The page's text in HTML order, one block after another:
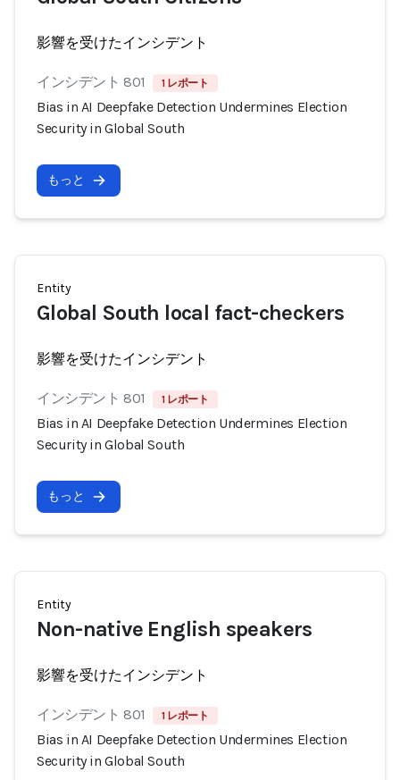
影響を受けたインシデント
インシデント 801 1 レポート
Bias in AI Deepfake Detection Undermines Election
Security in Global South
もっと
Entity
Global South local fact-checkers
影響を受けたインシデント
インシデント 801 1 レポート
Bias in AI Deepfake Detection Undermines Election
Security in Global South
もっと
Entity
Non-native English speakers
影響を受けたインシデント
インシデント 801 1 レポート
Bias in AI Deepfake Detection Undermines Election
Security in Global South